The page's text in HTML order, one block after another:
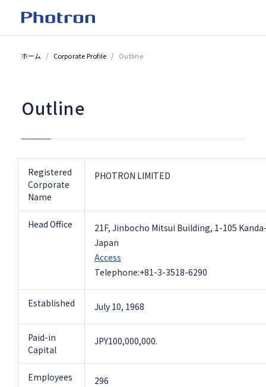
ホーム Corporate Profile Outline
Outline
Registered
Corporate
Name
PHOTRON LIMITED
Head Office
21F, Jinbocho Mitsui Building, 1-105
Japan
Access
Telephone:+81-3-3518-6290
Established July 10, 1968
Paid-in
Capital
JPY100,000,000.
Employees 296